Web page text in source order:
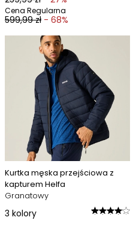
Cena Regularna
599,99 zł - 68%
Kurtka męska przejściowa z
kapturem Helfa
Granatowy
3 kolory